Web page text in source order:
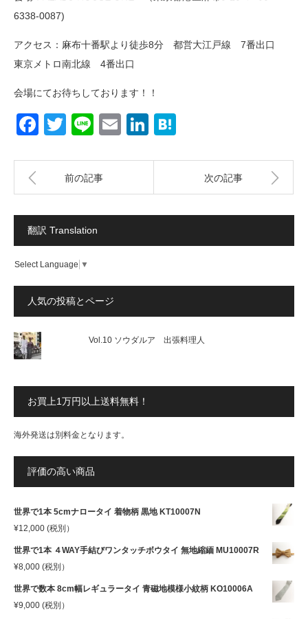
6338-0087)
アクセス：麻布十番駅より徒歩8分 都営大江戸線 7番出口
東京メトロ南北線 4番出口
会場にてお待ちしております！！
Facebook
Twitter
LineEmailLinkedIn
前の記事 次の記事
翻訳 Translation
Select Language ▼
人気の投稿とページ
Vol.10 ソウダルア 出張料理人
お買上1万円以上送料無料！
海外発送は別料金となります。
評価の高い商品
世界で1本 5cmナロータイ 着物柄 黒地 KT10007N
¥12,000 (税別）
世界で1本 ４WAY手結びワンタッチボウタイ 無地縮緬 MU10007R
¥8,000 (税別）
世界で数本 8cm幅レギュラータイ 青磁地模様小紋柄 KO10006A
¥9,000 (税別）